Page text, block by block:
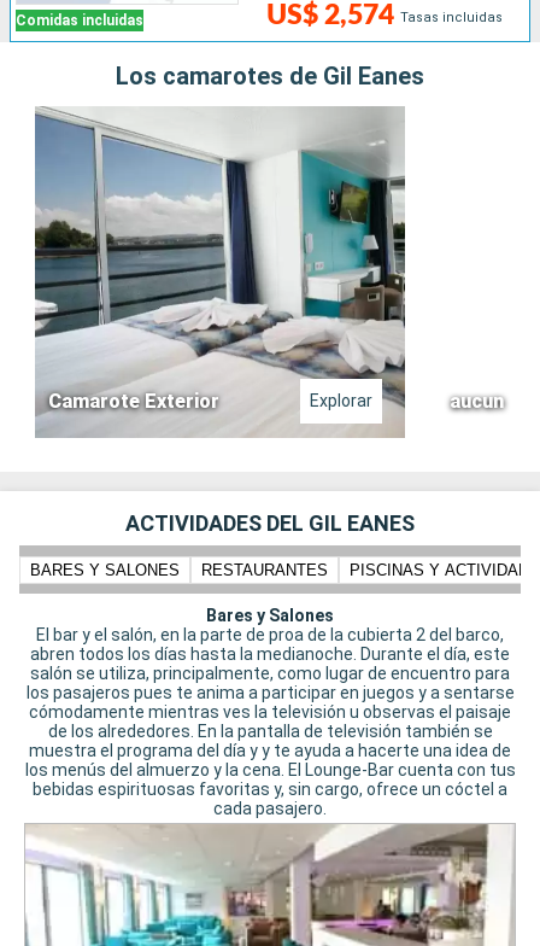
Comidas incluidas US$ 2,574 Tasas incluidas
Los camarotes de Gil Eanes
Camarote Exterior Explorar aucun
ACTIVIDADES DEL GIL EANES
BARES Y SALONES RESTAURANTES PISCINAS Y
Bares y Salones
El bar y el salón, en la parte de proa de la cubierta 2 del barco,
abren todos los días hasta la medianoche. Durante el día, este
salón se utiliza, principalmente, como lugar de encuentro para
los pasajeros pues te anima a participar en juegos y a sentarse
cómodamente mientras ves la televisión u observas el paisaje
de los alrededores. En la pantalla de televisión también se
muestra el programa del día y y te ayuda a hacerte una idea de
los menús del almuerzo y la cena. El Lounge-Bar cuenta con tus
bebidas espirituosas favoritas y, sin cargo, ofrece un cóctel a
cada pasajero.